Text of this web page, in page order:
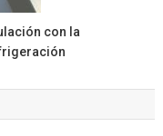
con la